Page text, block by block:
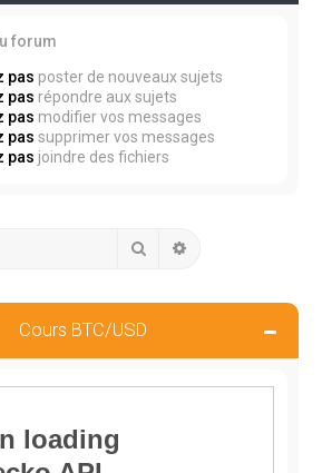
forum
pas poster de nouveaux sujets
pas répondre aux sujets
pas modifier vos messages
pas supprimer vos messages
pas joindre des fichiers
Rechercher
Cours BTC/USD